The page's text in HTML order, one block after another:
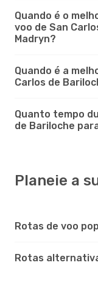
Quando é o
voo de San
Madryn?
Quando é a
Carlos de
Quanto tempo
de Bariloche
Planeie a
Rotas de voo
Rotas